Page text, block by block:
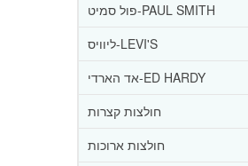
פול סמיט-PAUL SMITH
ליוויס-LEVI'S
אד הארדי-ED HARDY
חולצות קצרות
חולצות ארוכות